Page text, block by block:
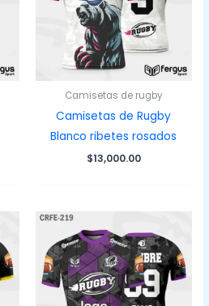
Camisetas de rugby
Camisetas de Rugby
Blanco ribetes rosados
$13,000.00